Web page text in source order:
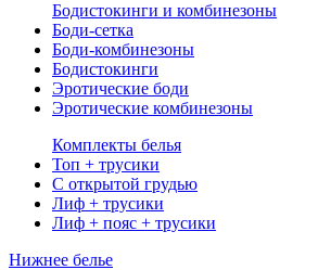
Бодистокинги и комбинезоны
Боди-сетка
Боди-комбинезоны
Бодистокинги
Эротические боди
Эротические комбинезоны
Комплекты белья
Топ + трусики
С открытой грудью
Лиф + трусики
Лиф + пояс + трусики
Нижнее белье